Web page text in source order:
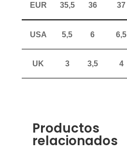
EUR 35,5 36 37
USA 5,5 6 6,5
UK 3 3,5 4
Productos
relacionados